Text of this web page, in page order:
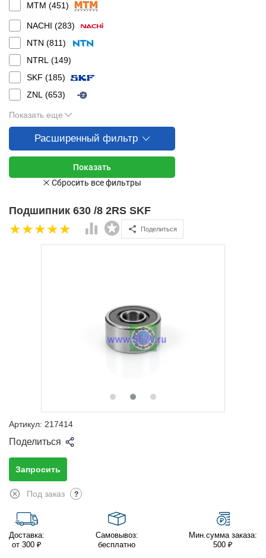
MTM (451)
NACHI (283)
NTN (811)
NTRL (149)
SKF (185)
ZNL (653)
Показать еще
Расширенный фильтр
Подшипник 630 /8 2RS SKF
Поделиться
Артикул: 217414
Поделиться
Запросить
Под заказ ?
Доставка:
от 300 ₽
Самовывоз:
бесплатно
Мин.сумма заказа:
500 ₽